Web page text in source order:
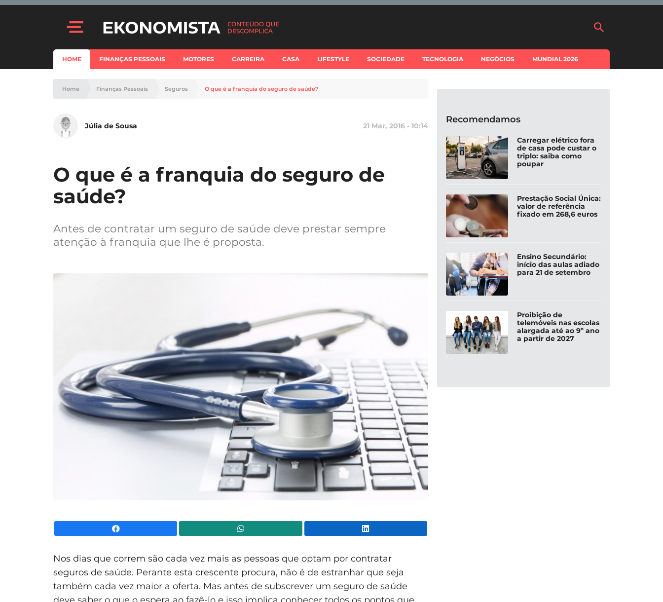
HOME FINANÇAS PESSOAIS MOTORES CARREIRA CASA LIFESTYLE SOCIEDADE TECNOLOGIA NEGÓCIOS MUNDIAL 2026
Home Finanças Pessoais Seguros O que é a franquia do seguro de saúde?
Júlia de Sousa 21 Mar, 2016 - 10:14
O que é a franquia do seguro de
saúde?
Antes de contratar um seguro de saúde deve prestar sempre
atenção à franquia que lhe é proposta.
Nos dias que correm são cada vez mais as pessoas que optam por contratar
seguros de saúde. Perante esta crescente procura, não é de estranhar que seja
também cada vez maior a oferta. Mas antes de subscrever um seguro de saúde
deve saber o que o espera ao fazê-lo e isso implica conhecer todos os pontos que
Recomendamos
Carregar elétrico fora
de casa pode custar o
triplo: saiba como
poupar
Prestação Social Única:
valor de referência
fixado em 268,6 euros
Ensino Secundário:
início das aulas adiado
para 21 de setembro
Proibição de
telemóveis nas escolas
alargada até ao 9º ano
a partir de 2027